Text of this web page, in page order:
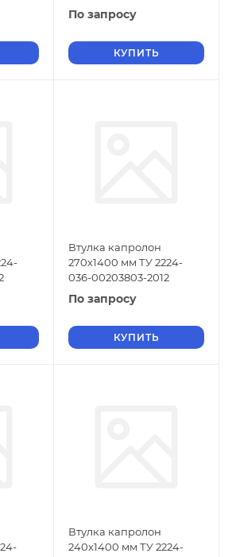
По запросу
КУПИТЬ
Втулка капролон
270х1400 мм ТУ 2224-
036-00203803-2012
По запросу
КУПИТЬ
Втулка капролон
240х1400 мм ТУ 2224-